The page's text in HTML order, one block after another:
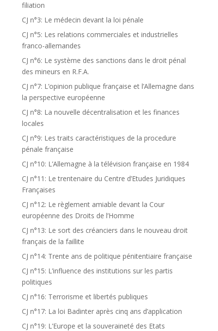
filiation
CJ n°3: Le médecin devant la loi pénale
CJ n°5: Les relations commerciales et industrielles
franco-allemandes
CJ n°6: Le système des sanctions dans le droit pénal
des mineurs en R.F.A.
CJ n°7: L’opinion publique française et l’Allemagne dans
la perspective européenne
CJ n°8: La nouvelle décentralisation et les finances
locales
CJ n°9: Les traits caractéristiques de la procedure
pénale française
CJ n°10: L’Allemagne à la télévision française en 1984
CJ n°11: Le trentenaire du Centre d’Etudes Juridiques
Françaises
CJ n°12: Le règlement amiable devant la Cour
européenne des Droits de l’Homme
CJ n°13: Le sort des créanciers dans le nouveau droit
français de la faillite
CJ n°14: Trente ans de politique pénitentiaire française
CJ n°15: L’influence des institutions sur les partis
politiques
CJ n°16: Terrorisme et libertés publiques
CJ n°17: La loi Badinter après cinq ans d’application
CJ n°19: L’Europe et la souveraineté des Etats